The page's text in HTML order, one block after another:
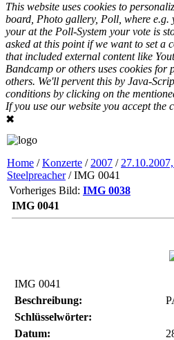
This website uses cookies to
board, Photo gallery, Poll, where
your at the Poll-System your vote is
asked at this point if we want to set a
that included external content like
Bandcamp or others uses cookies for
others. We'll pervent this by Java-
conditions by clicking on the
If you use our website you accept the
✖
Home /Konzerte / 2007 /
Steelpreacher/ IMG 0041
Vorheriges Bild: IMG 0038
IMG 0041
IMG 0041
Beschreibung:
Schlüsselwörter:
Datum: